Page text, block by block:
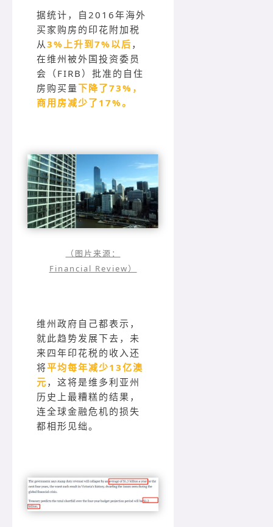
据统计，自2016年海外
买家购房的印花附加税
从3%上升到7%以后 ，
在维州被外国投资委员
会（FIRB）批准的自住
房购买量下降了73%，
商用房减少了17%。
（图片来源：
Financial Review）
维州政府自己都表示，
就此趋势发展下去，未
来四年印花税的收入还
将平均每年减少13亿澳
元 ，这将是维多利亚州
历史上最糟糕的结果，
连全球金融危机的损失
都相形见绌。